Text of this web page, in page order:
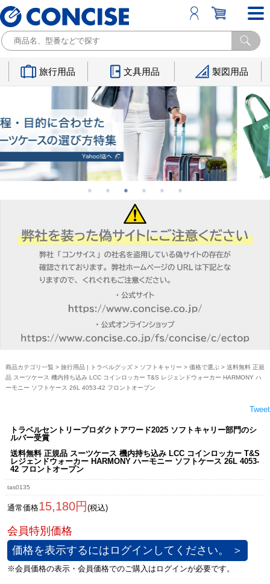
旅行用品 文具用品 製図用品
商品カテゴリ一覧 > 旅行用品 | トラベルグッズ> ソフトキャリー > 価格で選ぶ > 送料無料 正規
品 スーツケース 機内持ち込み LCC コインロッカー T&S レジェンドウォーカー HARMONY ハ
ーモニー ソフトケース 26L 4053-42 フロントオープン
Tweet
トラベルセントリープロダクトアワード2025 ソフトキャリー部門のシ
ルバー受賞
送料無料 正規品 スーツケース 機内持ち込み LCC コインロッカー T&S
レジェンドウォーカー HARMONY ハーモニー ソフトケース 26L 4053-
42 フロントオープン
tas0135
通常価格15,180円 (税込)
価格を表示するにはログインしてください。 ＞